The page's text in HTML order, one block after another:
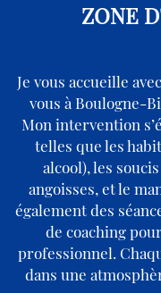
ZONE
Je vous accueille
vous à Boulogne-
Mon intervention
telles que les
alcool), les
angoisses, et le
également des
de coaching
professionnel.
dans une